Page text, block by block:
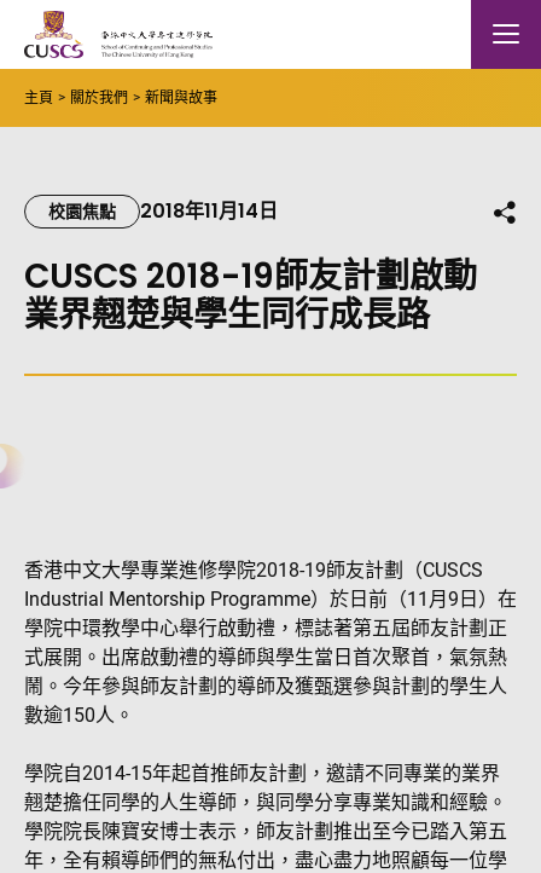
Skip to main content
The Chinese Univeristy of hong Kong Mobile
主頁 關於我們 新聞與故事
校園焦點 2018年11月14日 分
CUSCS 2018-19師友計劃啟動
業界翹楚與學生同行成長路
香港中文大學專業進修學院2018-19師友計劃（CUSCS
Industrial Mentorship Programme）於日前（11月9日）在
學院中環教學中心舉行啟動禮，標誌著第五屆師友計劃正
式展開。出席啟動禮的導師與學生當日首次聚首，氣氛熱
鬧。今年參與師友計劃的導師及獲甄選參與計劃的學生人
數逾150人。
學院自2014-15年起首推師友計劃，邀請不同專業的業界
翹楚擔任同學的人生導師，與同學分享專業知識和經驗。
學院院長陳寶安博士表示，師友計劃推出至今已踏入第五
年，全有賴導師們的無私付出，盡心盡力地照顧每一位學